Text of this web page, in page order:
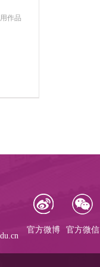
作品
官方微博 官方微信